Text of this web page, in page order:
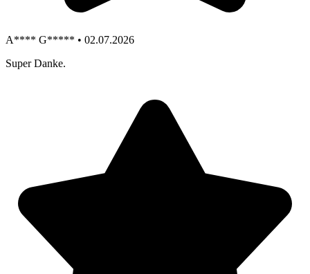
A**** G***** • 02.07.2026
Super Danke.